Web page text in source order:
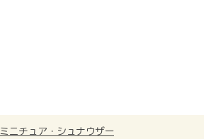
ミニチュア・シュナウザー